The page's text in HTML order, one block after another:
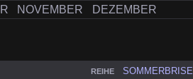
NOVEMBER DEZEMBER
REIHE SOMMERBRISE